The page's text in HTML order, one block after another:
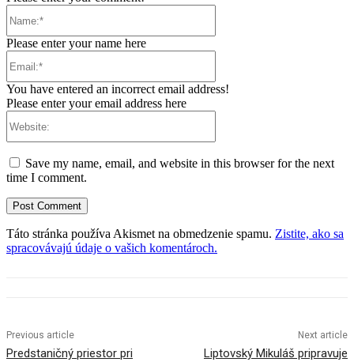
Please enter your name here
You have entered an incorrect email address!
Please enter your email address here
Save my name, email, and website in this browser for the next
time I comment.
Táto stránka používa Akismet na obmedzenie spamu. Zistite, ako sa
spracovávajú údaje o vašich komentároch.
Previous article
Predstaničný priestor pri
Next article
Liptovský Mikuláš pripravuje